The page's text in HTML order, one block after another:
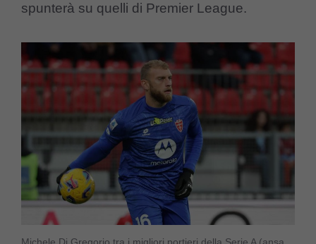
spunterà su quelli di Premier League.
Michele Di Gregorio tra i migliori portieri della Serie A (ansa